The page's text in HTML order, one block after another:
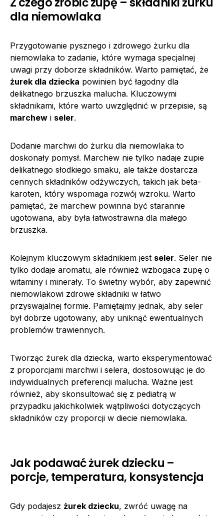
dla niemowlaka
Przygotowanie pysznego i zdrowego żurku dla
niemowlaka to zadanie, które wymaga specjalnej
uwagi przy doborze składników. Warto pamiętać, że
żurek dla dziecka powinien być łagodny dla
delikatnego brzuszka malucha. Kluczowymi
składnikami, które warto uwzględnić w przepisie, są
marchew i seler.
Dodanie marchwi do żurku dla niemowlaka to
doskonały pomysł. Marchew nie tylko nadaje zupie
delikatnego słodkiego smaku, ale także dostarcza
cennych składników odżywczych, takich jak beta-
karoten, który wspomaga rozwój wzroku. Warto
pamiętać, że marchew powinna być starannie
ugotowana, aby była łatwostrawna dla małego
brzuszka.
Kolejnym kluczowym składnikiem jest seler. Seler nie
tylko dodaje aromatu, ale również wzbogaca zupę o
witaminy i minerały. To świetny wybór, aby zapewnić
niemowlakowi zdrowe składniki w łatwo
przyswajalnej formie. Pamiętajmy jednak, aby seler
był dobrze ugotowany, aby uniknąć ewentualnych
problemów trawiennych.
Tworząc żurek dla dziecka, warto eksperymentować
z proporcjami marchwi i selera, dostosowując je do
indywidualnych preferencji malucha. Ważne jest
również, aby skonsultować się z pediatrą w
przypadku jakichkolwiek wątpliwości dotyczących
składników czy proporcji w diecie niemowlaka.
Jak podawać żurek dziecku –
porcje, temperatura, konsystencja
Gdy podajesz żurek dziecku, zwróć uwagę na